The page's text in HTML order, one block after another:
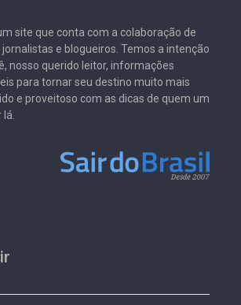
site que conta com a colaboração de
e blogueiros. Temos a intenção
nosso querido leitor, informações
para tornar seu destino muito mais
e proveitoso com as dicas de quem um
lá.